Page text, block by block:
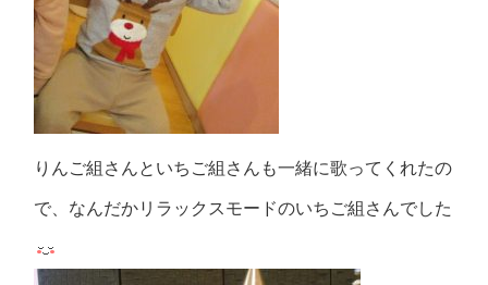
りんご組さんといちご組さんも一緒に歌ってくれたの
で、なんだかリラックスモードのいちご組さんでした